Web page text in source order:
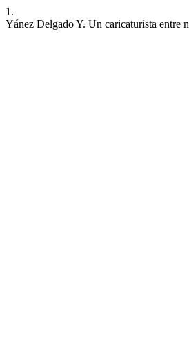
1.
Yánez Delgado Y. Un caricaturista entre